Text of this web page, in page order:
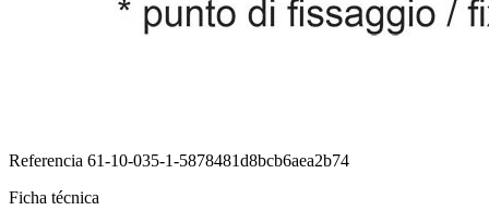
Referencia 61-10-035-1-5878481d8bcb6aea2b74
Ficha técnica